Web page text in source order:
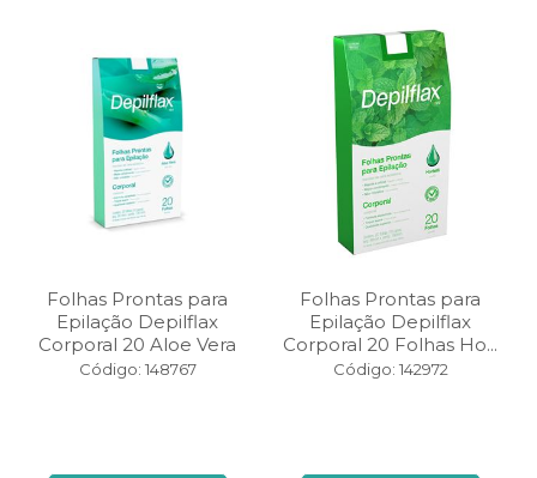
Folhas Prontas para
Epilação Depilflax
Corporal 20 Aloe Vera
Código: 148767
Folhas Prontas para
Epilação Depilflax
Corporal 20 Folhas Ho...
Código: 142972